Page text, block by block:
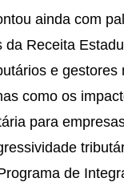
ainda com
da Receita
e gestores
como os
para
de